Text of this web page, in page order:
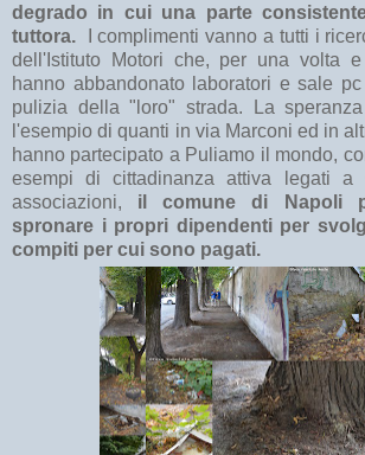
degrado in cui una parte
tuttora. I complimenti vanno a tutti i
dell'Istituto Motori che, per una volta
hanno abbandonato laboratori e sale
pulizia della "loro" strada. La
l'esempio di quanti in via Marconi ed in
hanno partecipato a Puliamo il mondo,
esempi di cittadinanza attiva legati a
associazioni, il comune di Napoli
spronare i propri dipendenti per
compiti per cui sono pagati.